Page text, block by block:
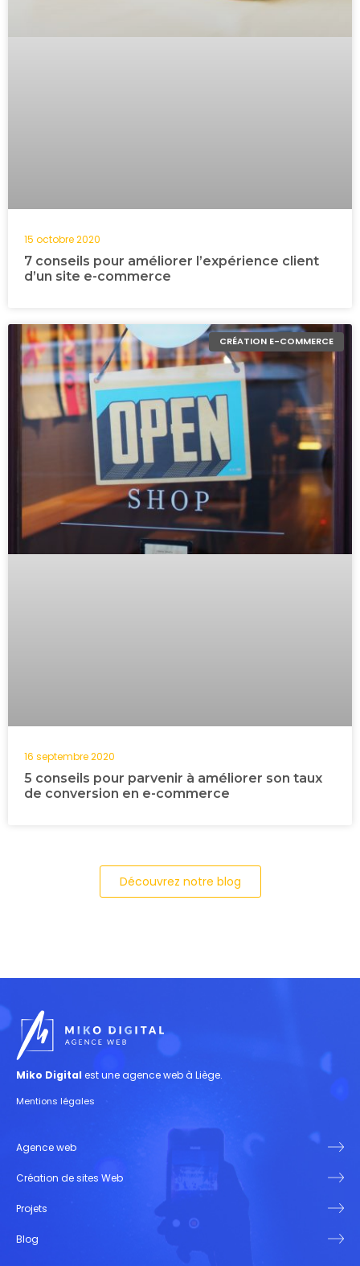
7 conseils pour améliorer l’expérience client
d’un site e-commerce
15 octobre 2020
CRÉATION E-COMMERCE
5 conseils pour parvenir à améliorer son taux
de conversion en e-commerce
16 septembre 2020
Découvrez notre blog
Miko Digital est une agence web à Liège.
Mentions légales
Agence web
Création de sites Web
Projets
Blog